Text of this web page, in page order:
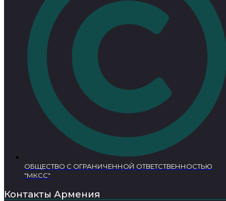
ОБЩЕСТВО С ОГРАНИЧЕННОЙ ОТВЕТСТВЕННОСТЬЮ
"МКСС"
Контакты Армения